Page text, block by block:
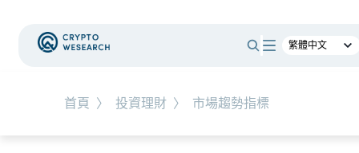
首頁 〉 投資理財 〉 市場趨勢指標
RWA